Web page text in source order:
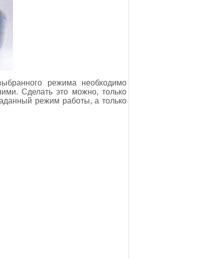
режима необходимо
Сделать это можно, только
режим работы, а только